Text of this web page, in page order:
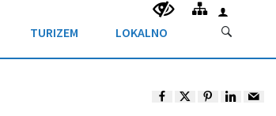
TURIZEM LOKALNO